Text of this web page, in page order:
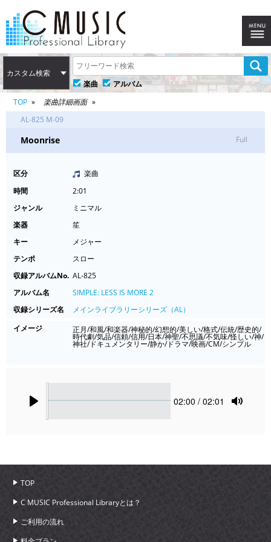
カスタム検索
楽曲
アルバム
TOP
楽曲詳細画面
AL-825 M-09
Moonrise Full
区分
楽曲
時間
2:01
ジャンル
ミニマル
楽器
笙
キー
メジャー
テンポ
スロー
収録アルバムNo. AL-825
アルバム名
SIMPLE: LESS IS MORE 2
収録シリーズ名
メインライブラリーシリーズ（AL）
イメージ
正月/和風/和楽器/神秘的/幻想的/美しい/格式/伝統/歴史的/
時代劇/気品/信頼/信用/日本/神聖/不思議/不気味/怪しい/神/
神社/ドキュメンタリー/静か/ドラマ/映画/CM/シンプル
Current
02:00 / 02:01
TOP
C MUSIC Professional Libraryとは？
ご利用の流れ